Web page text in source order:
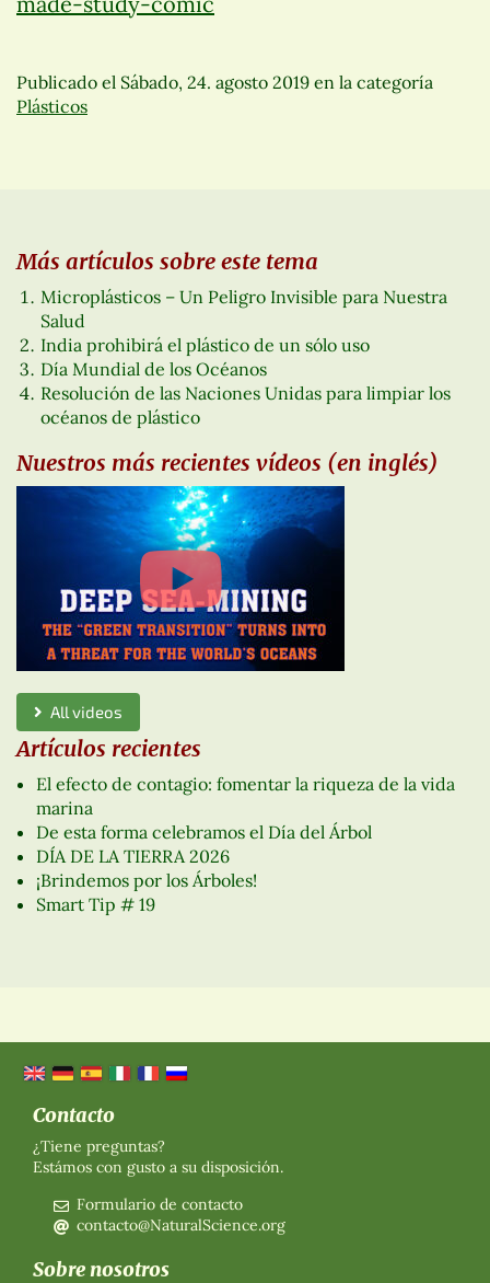
Publicado el Sábado, 24. agosto 2019 en la categoría
Plásticos
Más artículos sobre este tema
Microplásticos – Un Peligro Invisible para Nuestra
Salud
India prohibirá el plástico de un sólo uso
Día Mundial de los Océanos
Resolución de las Naciones Unidas para limpiar los
océanos de plástico
Nuestros más recientes vídeos (en inglés)
All videos
Artículos recientes
El efecto de contagio: fomentar la riqueza de la vida
marina
De esta forma celebramos el Día del Árbol
DÍA DE LA TIERRA 2026
¡Brindemos por los Árboles!
Smart Tip # 19
Contacto
¿Tiene preguntas?
Estámos con gusto a su disposición.
Formulario de contacto
contacto@NaturalScience.org
Sobre nosotros